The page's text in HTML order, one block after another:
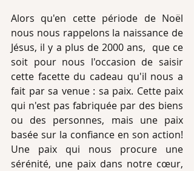
Alors qu'en cette période de Noël
nous nous rappelons la naissance de
Jésus, il y a plus de 2000 ans,  que ce
soit pour nous l'occasion de saisir
cette facette du cadeau qu'il nous a
fait par sa venue : sa paix. Cette paix
qui n'est pas fabriquée par des biens
ou des personnes, mais une paix
basée sur la confiance en son action!
Une paix qui nous procure une
sérénité, une paix dans notre cœur,